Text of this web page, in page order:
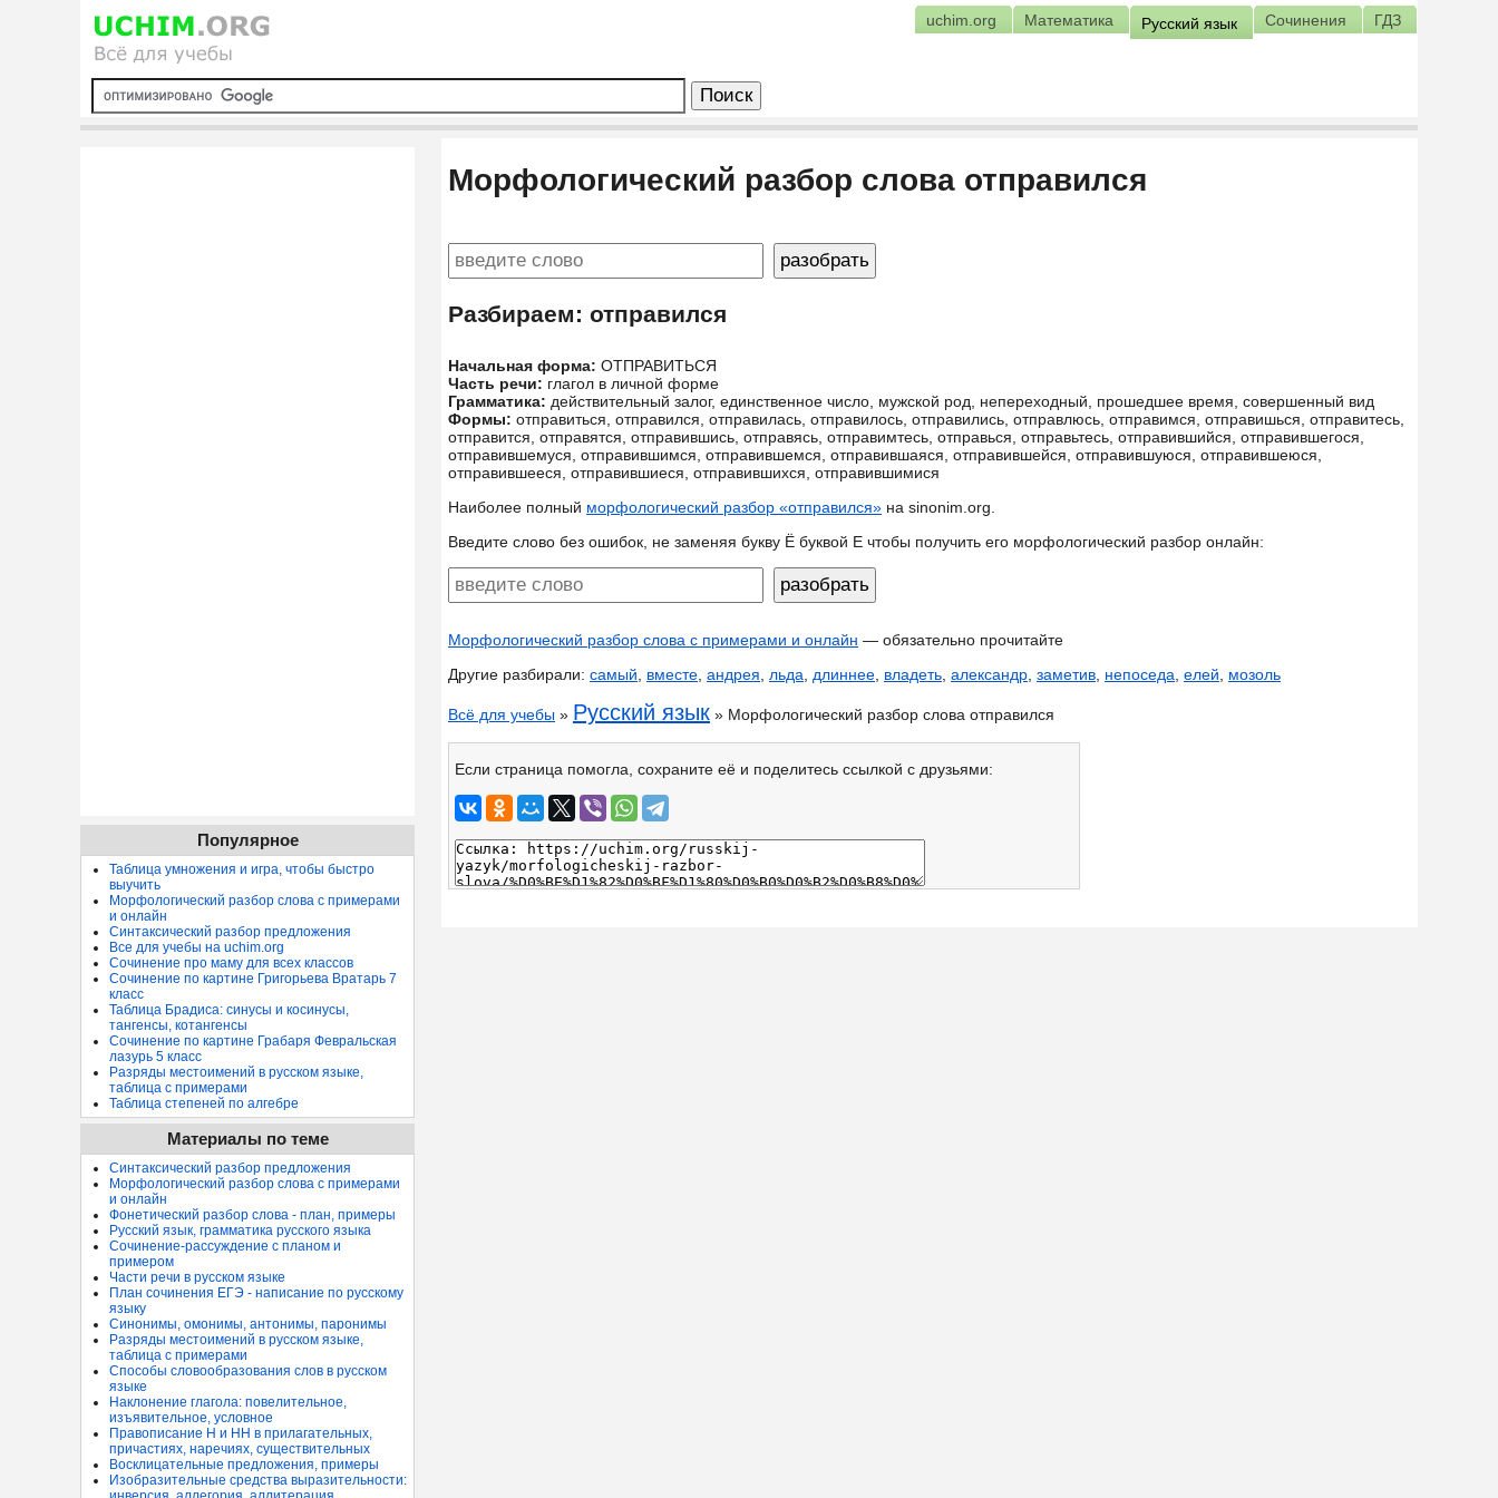
uchim.org Математика Русский язык Сочинения ГДЗ
Морфологический разбор слова отправился
Разбираем: отправился
Начальная форма: ОТПРАВИТЬСЯ
Часть речи: глагол в личной форме
Грамматика: действительный залог, единственное число, мужской род, непереходный, прошедшее время, совершенный вид
Формы: отправиться, отправился, отправилась, отправилось, отправились, отправлюсь, отправимся, отправишься, отправитесь,
отправится, отправятся, отправившись, отправясь, отправимтесь, отправься, отправьтесь, отправившийся, отправившегося,
отправившемуся, отправившимся, отправившемся, отправившаяся, отправившейся, отправившуюся, отправившеюся,
отправившееся, отправившиеся, отправившихся, отправившимися
Наиболее полный морфологический разбор «отправился» на sinonim.org.
Введите слово без ошибок, не заменяя букву Ё буквой Е чтобы получить его морфологический разбор онлайн:
Морфологический разбор слова с примерами и онлайн — обязательно прочитайте
Другие разбирали: самый вместе андрея льда длиннее владеть александр заметив непоседа елей мозоль
Всё для учебы » Русский язык » Морфологический разбор слова отправился
Если страница помогла, сохраните её и поделитесь ссылкой с друзьями:
Популярное
Таблица умножения и игра, чтобы быстро
выучить
Морфологический разбор слова с примерами
и онлайн
Синтаксический разбор предложения
Все для учебы на uchim.org
Сочинение про маму для всех классов
Сочинение по картине Григорьева Вратарь 7
класс
Таблица Брадиса: синусы и косинусы,
тангенсы, котангенсы
Сочинение по картине Грабаря Февральская
лазурь 5 класс
Разряды местоимений в русском языке,
таблица с примерами
Таблица степеней по алгебре
Материалы по теме
Синтаксический разбор предложения
Морфологический разбор слова с примерами
и онлайн
Фонетический разбор слова - план, примеры
Русский язык, грамматика русского языка
Сочинение-рассуждение с планом и
примером
Части речи в русском языке
План сочинения ЕГЭ - написание по русскому
языку
Синонимы, омонимы, антонимы, паронимы
Разряды местоимений в русском языке,
таблица с примерами
Способы словообразования слов в русском
языке
Наклонение глагола: повелительное,
изъявительное, условное
Правописание Н и НН в прилагательных,
причастиях, наречиях, существительных
Восклицательные предложения, примеры
Изобразительные средства выразительности: